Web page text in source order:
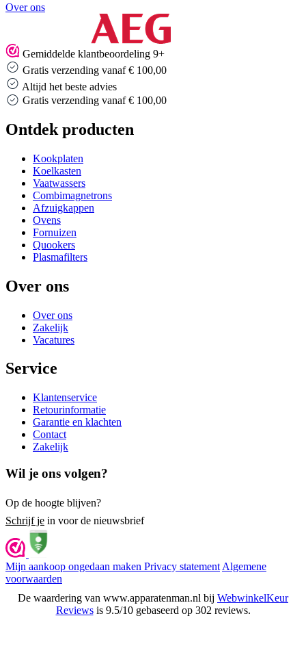
Over ons
Gemiddelde klantbeoordeling 9+
Gratis verzending vanaf € 100,00
Altijd het beste advies
Gratis verzending vanaf € 100,00
Ontdek producten
Kookplaten
Koelkasten
Vaatwassers
Combimagnetrons
Afzuigkappen
Ovens
Fornuizen
Quookers
Plasmafilters
Over ons
Over ons
Zakelijk
Vacatures
Service
Klantenservice
Retourinformatie
Garantie en klachten
Contact
Zakelijk
Wil je ons volgen?
Op de hoogte blijven?
Schrijf je in voor de nieuwsbrief
Mijn aankoop ongedaan maken Privacy statement Algemene
voorwaarden
De waardering van www.apparatenman.nl bij WebwinkelKeur
Reviewsis 9.5/10 gebaseerd op 302 reviews.